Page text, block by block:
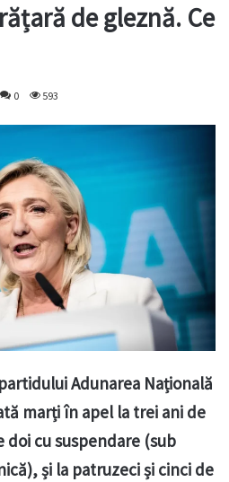
de gleznă. Ce
0 593
Adunarea Națională
marți în apel la trei ani de
cu suspendare (sub
și la patruzeci și cinci de